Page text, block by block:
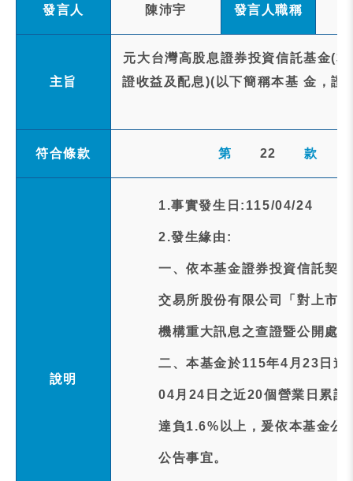
發言人 陳沛宇 發言人職稱
主旨
元大台灣高股息證券投資信託基金(
證收益及配息)(以下簡稱本基 金，證
符合條款 第 22 款
說明
1.事實發生日:115/04/24
2.發生緣由:
一、依本基金證券投資信託契
交易所股份有限公司「對上市
機構重大訊息之查證暨公開處
二、本基金於115年4月23日進
04月24日之近20個營業日累
達負1.6%以上，爰依本基金公
公告事宜。